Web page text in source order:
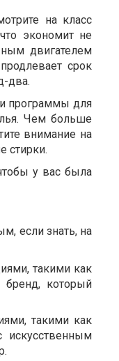
на класс
экономит не
двигателем
срок
два.
программы для
Чем больше
внимание на
стирки.
у вас была
если знать, на
такими как
бренд, который
такими как